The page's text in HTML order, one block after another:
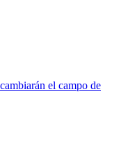
el campo de